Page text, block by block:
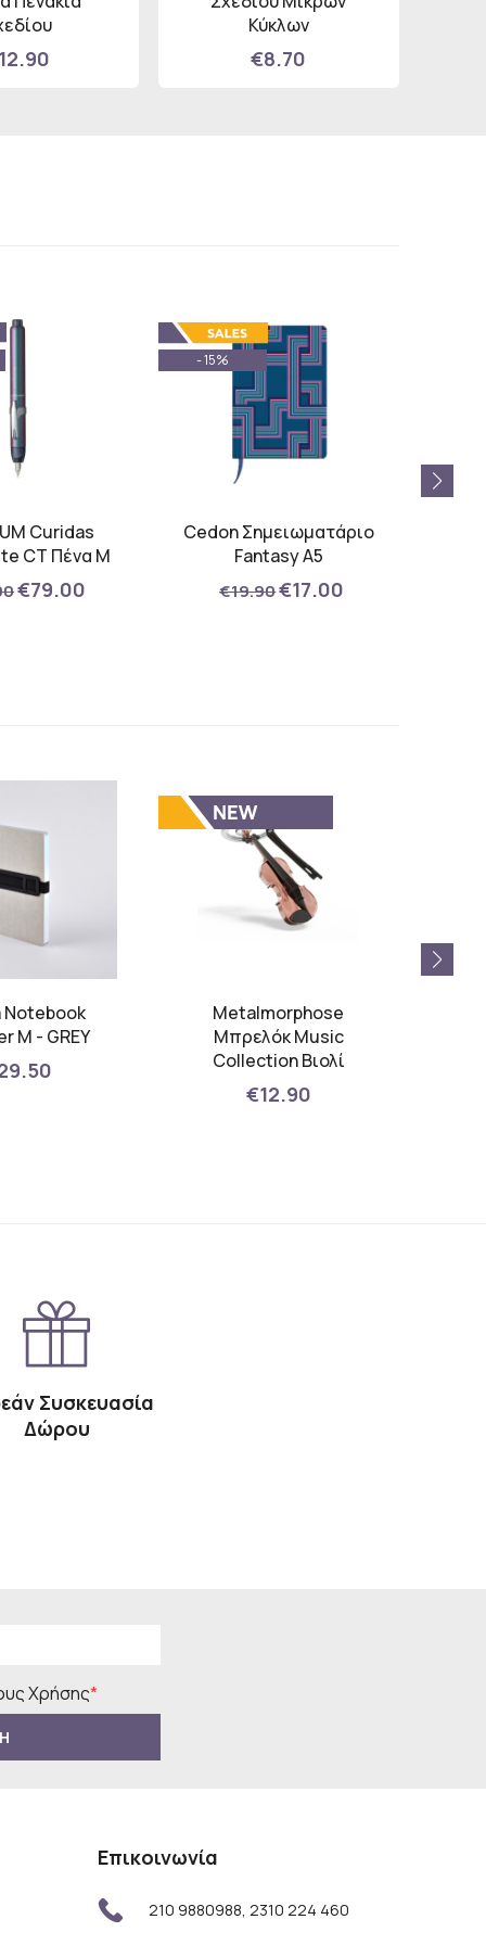
Κύκλων
€8.70
Curidas
CT Πένα M
€79.00
- 15%
Cedon Σημειωματάριο
Fantasy A5
€19.90€17.00
Notebook
M - GREY
Metalmorphose
Μπρελόκ Music
Collection Βιολί
€12.90
Συσκευασία
Δώρου
Χρήσης*
Επικοινωνία
210 9880988, 2310 224 460